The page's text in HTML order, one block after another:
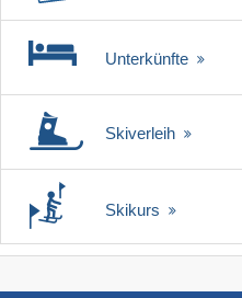
Unterkünfte
Skiverleih
Skikurs